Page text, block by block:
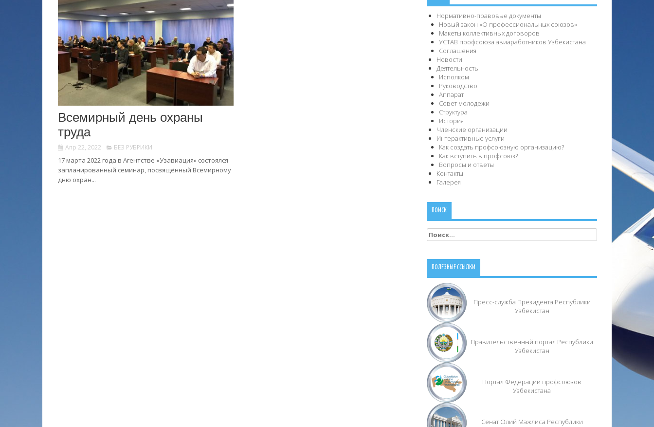
Всемирный день охраны
труда
Апр 22, 2022 БЕЗ РУБРИКИ
17 марта 2022 года в Агентстве «Узавиация» состоялся
запланированный семинар, посвящённый Всемирному
дню охран...
Нормативно-правовые документы
Новый закон «О профессиональных союзов»
Макеты коллективных договоров
УСТАВ профсоюза авиаработников Узбекистана
Соглашения
Новости
Деятельность
Исполком
Руководство
Аппарат
Совет молодежи
Структура
История
Членские организации
Интерактивные услуги
Как создать профсоюзную организацию?
Как вступить в профсоюз?
Вопросы и ответы
Контакты
Галерея
ПОИСК
Найти:
ПОЛЕЗНЫЕ ССЫЛКИ
Пресс-служба Президента Республики
Узбекистан
Правительственный портал Республики
Узбекистан
Портал Федерации профсоюзов
Узбекистана
Сенат Олий Мажлиса Республики